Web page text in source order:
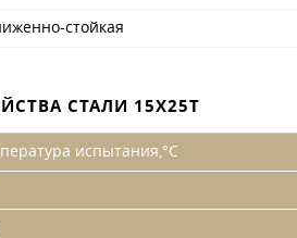
стойкая
СТАЛИ 15Х25Т
испытания,°С